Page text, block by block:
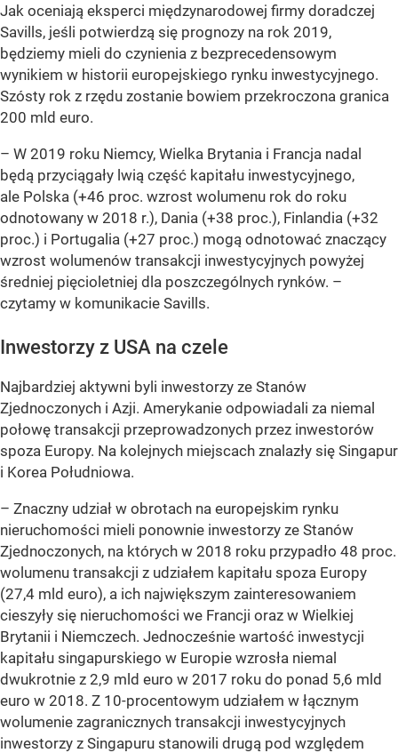
Jak oceniają eksperci międzynarodowej firmy doradczej
Savills, jeśli potwierdzą się prognozy na rok 2019,
będziemy mieli do czynienia z bezprecedensowym
wynikiem w historii europejskiego rynku inwestycyjnego.
Szósty rok z rzędu zostanie bowiem przekroczona granica
200 mld euro.
– W 2019 roku Niemcy, Wielka Brytania i Francja nadal
będą przyciągały lwią część kapitału inwestycyjnego,
ale Polska (+46 proc. wzrost wolumenu rok do roku
odnotowany w 2018 r.), Dania (+38 proc.), Finlandia (+32
proc.) i Portugalia (+27 proc.) mogą odnotować znaczący
wzrost wolumenów transakcji inwestycyjnych powyżej
średniej pięcioletniej dla poszczególnych rynków. –
czytamy w komunikacie Savills.
Inwestorzy z USA na czele
Najbardziej aktywni byli inwestorzy ze Stanów
Zjednoczonych i Azji. Amerykanie odpowiadali za niemal
połowę transakcji przeprowadzonych przez inwestorów
spoza Europy. Na kolejnych miejscach znalazły się Singapur
i Korea Południowa.
– Znaczny udział w obrotach na europejskim rynku
nieruchomości mieli ponownie inwestorzy ze Stanów
Zjednoczonych, na których w 2018 roku przypadło 48 proc.
wolumenu transakcji z udziałem kapitału spoza Europy
(27,4 mld euro), a ich największym zainteresowaniem
cieszyły się nieruchomości we Francji oraz w Wielkiej
Brytanii i Niemczech. Jednocześnie wartość inwestycji
kapitału singapurskiego w Europie wzrosła niemal
dwukrotnie z 2,9 mld euro w 2017 roku do ponad 5,6 mld
euro w 2018. Z 10-procentowym udziałem w łącznym
wolumenie zagranicznych transakcji inwestycyjnych
inwestorzy z Singapuru stanowili drugą pod względem